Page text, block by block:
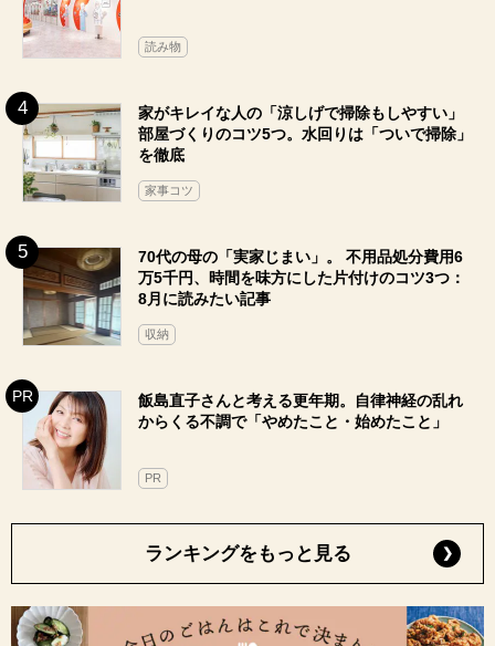
読み物
家がキレイな人の「涼しげで掃除もしやすい」
部屋づくりのコツ5つ。水回りは「ついで掃除」
を徹底
家事コツ
70代の母の「実家じまい」。 不用品処分費用6
万5千円、時間を味方にした片付けのコツ3つ：
8月に読みたい記事
収納
飯島直子さんと考える更年期。自律神経の乱れ
からくる不調で「やめたこと・始めたこと」
PR
ランキングをもっと見る